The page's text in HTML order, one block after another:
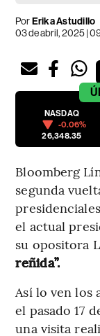
PorErika Astudillo
03 de abril, 2025 |
NASDAQ
-0.06%
26,348.35
Bloomberg
segunda
el actual
su opositora
reñida”.
Así lo ven los
el pasado 17
una visita